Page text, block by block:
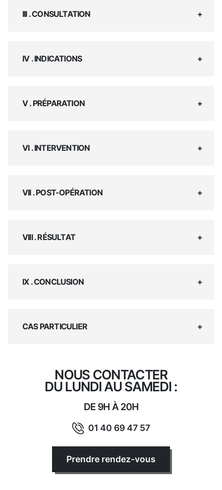
III . CONSULTATION
IV . INDICATIONS
V . PRÉPARATION
VI . INTERVENTION
VII . POST-OPÉRATION
VIII . RÉSULTAT
IX . CONCLUSION
CAS PARTICULIER
NOUS CONTACTER
DU LUNDI AU SAMEDI :
DE 9H À 20H
01 40 69 47 57
Prendre rendez-vous